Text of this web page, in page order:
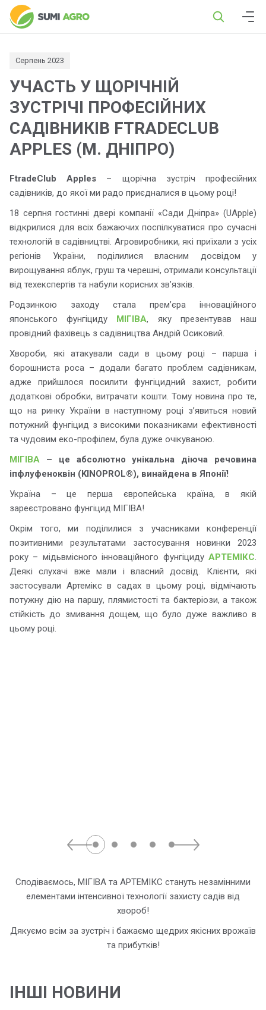
Серпень 2023
УЧАСТЬ У ЩОРІЧНІЙ
ЗУСТРІЧІ ПРОФЕСІЙНИХ
САДІВНИКІВ FTRADECLUB
APPLES (М. ДНІПРО)
FtradeClub Apples – щорічна зустріч професійних
садівників, до якої ми радо приєдналися в цьому році!
18 серпня гостинні двері компанії «Сади Дніпра» (UApple)
відкрилися для всіх бажаючих поспілкуватися про сучасні
технологій в садівництві. Агровиробники, які приїхали з усіх
регіонів України, поділилися власним досвідом у
вирощування яблук, груш та черешні, отримали консультації
від техекспертів та набули корисних зв’язків.
Родзинкою заходу стала прем’єра інноваційного
японського фунгіциду МІГІВА, яку презентував наш
провідний фахівець з садівництва Андрій Осиковий.
Хвороби, які атакували сади в цьому році – парша і
борошниста роса – додали багато проблем садівникам,
адже прийшлося посилити фунгіцидний захист, робити
додаткові обробки, витрачати кошти. Тому новина про те,
що на ринку України в наступному році з’явиться новий
потужний фунгіцид з високими показниками ефективності
та чудовим еко-профілем, була дуже очікуваною.
МІГІВА – це абсолютно унікальна діюча речовина
іпфлуфеноквін (KINOPROL®), винайдена в Японії!
Україна – це перша європейська країна, в якій
зареєстровано фунгіцид МІГІВА!
Окрім того, ми поділилися з учасниками конференції
позитивними результатами застосування новинки 2023
року – мідьвмісного інноваційного фунгіциду АРТЕМІКС.
Деякі слухачі вже мали і власний досвід. Клієнти, які
застосували Артемікс в садах в цьому році, відмічають
потужну дію на паршу, плямистості та бактеріози, а також
стійкість до змивання дощем, що було дуже важливо в
цьому році.
Сподіваємось, МІГІВА та АРТЕМІКС стануть незамінними
елементами інтенсивної технології захисту садів від
хвороб!
Дякуємо всім за зустріч і бажаємо щедрих якісних врожаїв
та прибутків!
ІНШІ НОВИНИ